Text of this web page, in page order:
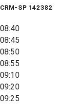
CRM-SP 142382
08:40
08:45
08:50
08:55
09:10
09:20
09:25